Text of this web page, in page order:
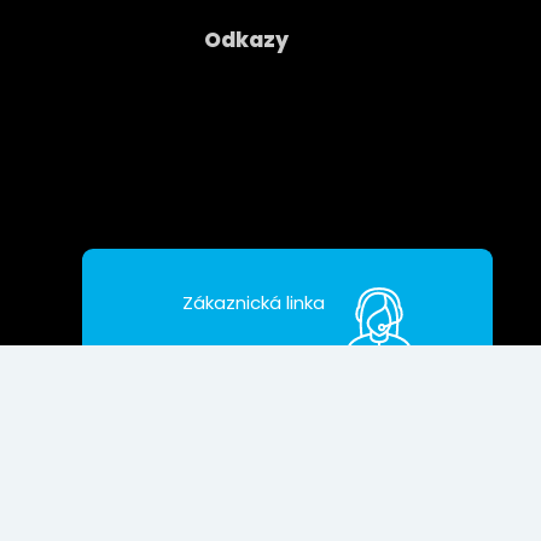
Odkazy
Zákaznická linka